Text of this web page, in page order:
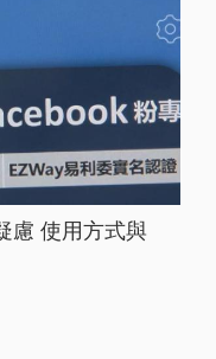
慮 使用方式與